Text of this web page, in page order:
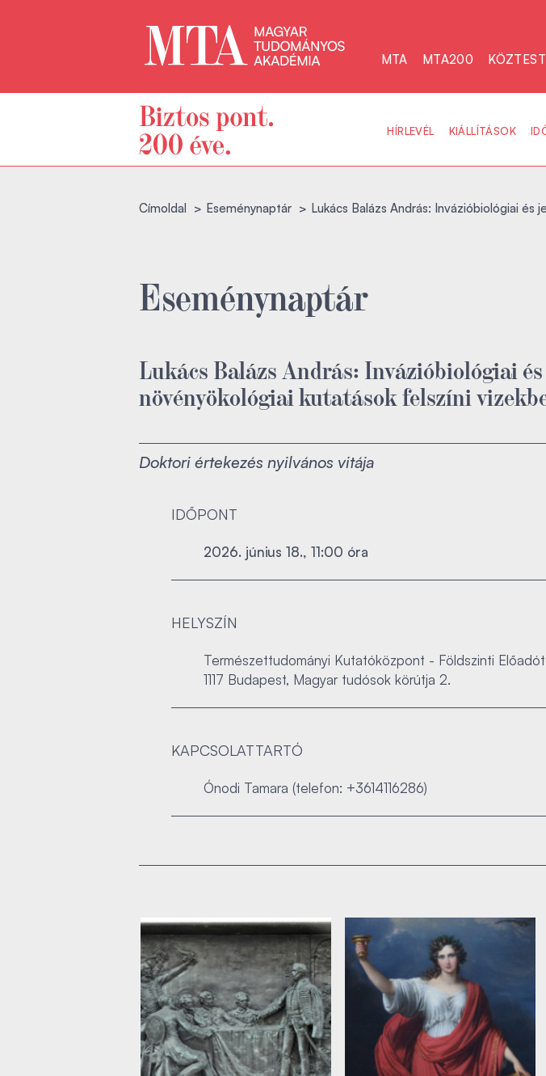
MTA MTA200
HÍRLEVÉL KIÁLLÍTÁSOK
Címoldal Eseménynaptár Lukács Balázs András: Invázióbiológiai és
Eseménynaptár
Lukács Balázs András: Invázióbiológiai
növényökológiai kutatások felszíni
Doktori értekezés nyilvános vitája
IDŐPONT
2026. június 18., 11:00 óra
HELYSZÍN
Természettudományi Kutatóközpont - Földszinti
1117 Budapest, Magyar tudósok körútja 2.
KAPCSOLATTARTÓ
Ónodi Tamara (telefon: +3614116286)